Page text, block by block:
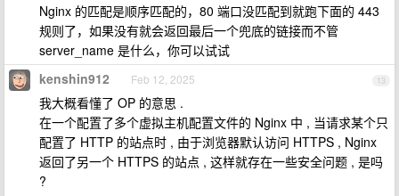
Nginx 的匹配是顺序匹配的，80 端口没匹配到就跑下面的 443
规则了，如果没有就会返回最后一个兜底的链接而不管
server_name 是什么，你可以试试
13
kenshin912 Feb 12, 2025
我大概看懂了 OP 的意思 .
在一个配置了多个虚拟主机配置文件的 Nginx 中 , 当请求某个只
配置了 HTTP 的站点时 , 由于浏览器默认访问 HTTPS , Nginx
返回了另一个 HTTPS 的站点 , 这样就存在一些安全问题 , 是吗
?